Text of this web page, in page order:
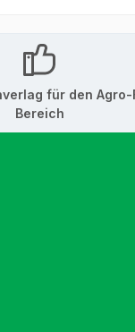
für den Agro-
Bereich